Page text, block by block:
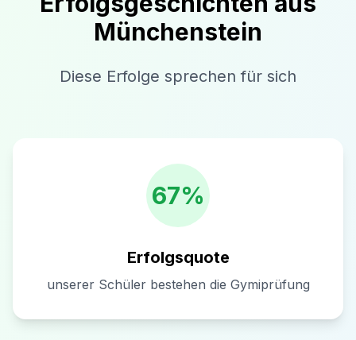
Münchenstein
Diese Erfolge sprechen für sich
67%
Erfolgsquote
unserer Schüler bestehen die Gymiprüfung